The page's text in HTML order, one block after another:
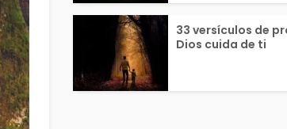
33 versículos de
Dios cuida de ti